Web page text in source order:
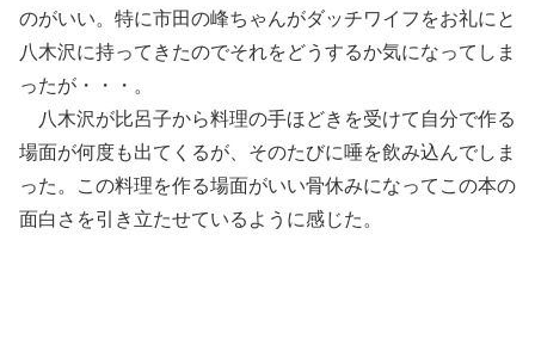
のがいい。特に市田の峰ちゃんがダッチワイフをお礼にと
八木沢に持ってきたのでそれをどうするか気になってしま
ったが・・・。
八木沢が比呂子から料理の手ほどきを受けて自分で作る
場面が何度も出てくるが、そのたびに唾を飲み込んでしま
った。この料理を作る場面がいい骨休みになってこの本の
面白さを引き立たせているように感じた。